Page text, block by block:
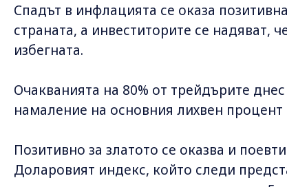
Спадът в инфлацията се оказа
страната, а инвеститорите се надяват,
избегната.
Очакванията на 80% от трейдърите
намаление на основния лихвен процент
Позитивно за златото се оказва и
Доларовият индекс, който следи